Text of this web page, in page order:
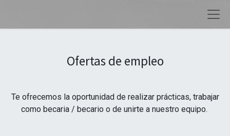
Ofertas de empleo
Te ofrecemos la oportunidad de realizar prácticas, trabajar
como becaria / becario o de unirte a nuestro equipo.